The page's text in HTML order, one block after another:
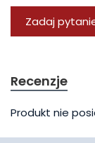
Zadaj
Recenzje
Produkt nie